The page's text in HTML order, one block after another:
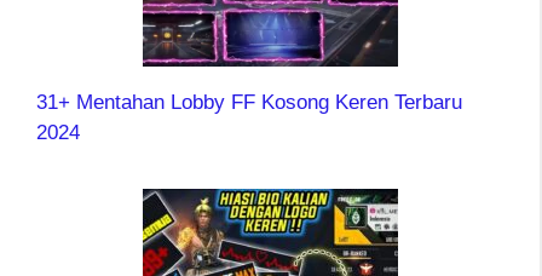
31+ Mentahan Lobby FF Kosong Keren Terbaru
2024